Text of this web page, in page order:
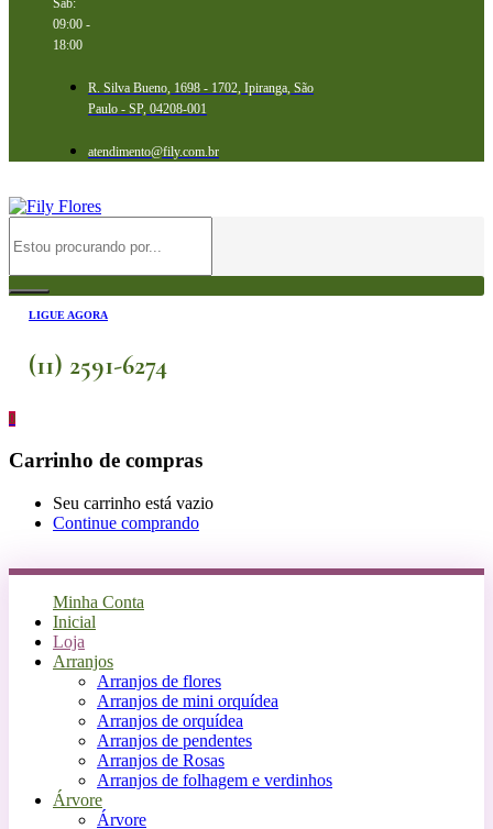
Sáb:
09:00 -
18:00
R. Silva Bueno, 1698 - 1702, Ipiranga, São
Paulo - SP, 04208-001
atendimento@fily.com.br
LIGUE AGORA
(11) 2591-6274
0
Carrinho de compras
Seu carrinho está vazio
Continue comprando
Minha Conta
Inicial
Loja
Arranjos
Arranjos de flores
Arranjos de mini orquídea
Arranjos de orquídea
Arranjos de pendentes
Arranjos de Rosas
Arranjos de folhagem e verdinhos
Árvore
Árvore